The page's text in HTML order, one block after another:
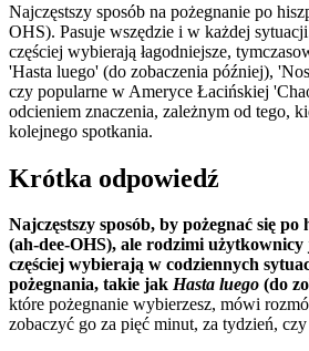
Najczęstszy sposób na pożegnanie po
OHS). Pasuje wszędzie i w każdej
częściej wybierają łagodniejsze,
'Hasta luego' (do zobaczenia później),
czy popularne w Ameryce Łacińskiej
odcieniem znaczenia, zależnym od tego,
kolejnego spotkania.
Krótka odpowiedź
Najczęstszy sposób, by pożegnać się
(ah-dee-OHS), ale rodzimi użytkownicy
częściej wybierają w codziennych
pożegnania, takie jak Hasta luego (do
które pożegnanie wybierzesz, mówi
zobaczyć go za pięć minut, za tydzień,